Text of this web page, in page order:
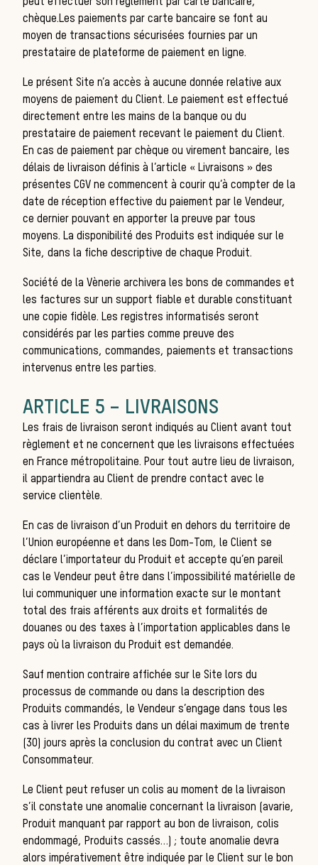
chèque.Les paiements par carte bancaire se font au
moyen de transactions sécurisées fournies par un
prestataire de plateforme de paiement en ligne.
Le présent Site n’a accès à aucune donnée relative aux
moyens de paiement du Client. Le paiement est effectué
directement entre les mains de la banque ou du
prestataire de paiement recevant le paiement du Client.
En cas de paiement par chèque ou virement bancaire, les
délais de livraison définis à l’article « Livraisons » des
présentes CGV ne commencent à courir qu’à compter de la
date de réception effective du paiement par le Vendeur,
ce dernier pouvant en apporter la preuve par tous
moyens. La disponibilité des Produits est indiquée sur le
Site, dans la fiche descriptive de chaque Produit.
Société de la Vènerie archivera les bons de commandes et
les factures sur un support fiable et durable constituant
une copie fidèle. Les registres informatisés seront
considérés par les parties comme preuve des
communications, commandes, paiements et transactions
intervenus entre les parties.
ARTICLE 5 – LIVRAISONS
Les frais de livraison seront indiqués au Client avant tout
règlement et ne concernent que les livraisons effectuées
en France métropolitaine. Pour tout autre lieu de livraison,
il appartiendra au Client de prendre contact avec le
service clientèle.
En cas de livraison d’un Produit en dehors du territoire de
l’Union européenne et dans les Dom-Tom, le Client se
déclare l’importateur du Produit et accepte qu’en pareil
cas le Vendeur peut être dans l’impossibilité matérielle de
lui communiquer une information exacte sur le montant
total des frais afférents aux droits et formalités de
douanes ou des taxes à l’importation applicables dans le
pays où la livraison du Produit est demandée.
Sauf mention contraire affichée sur le Site lors du
processus de commande ou dans la description des
Produits commandés, le Vendeur s’engage dans tous les
cas à livrer les Produits dans un délai maximum de trente
(30) jours après la conclusion du contrat avec un Client
Consommateur.
Le Client peut refuser un colis au moment de la livraison
s’il constate une anomalie concernant la livraison (avarie,
Produit manquant par rapport au bon de livraison, colis
endommagé, Produits cassés…) ; toute anomalie devra
alors impérativement être indiquée par le Client sur le bon